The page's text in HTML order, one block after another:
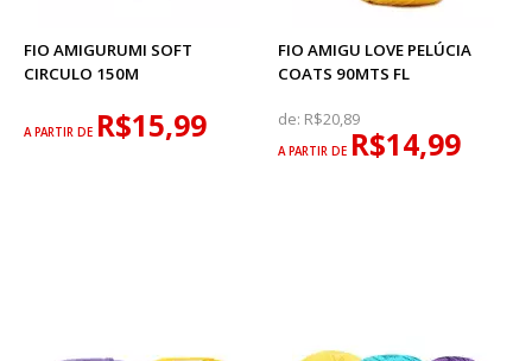
FIO AMIGURUMI SOFT
CIRCULO 150M
A PARTIR DE R$15,99
FIO AMIGU LOVE PELÚCIA
COATS 90MTS FL
de: R$20,89
A PARTIR DE R$14,99